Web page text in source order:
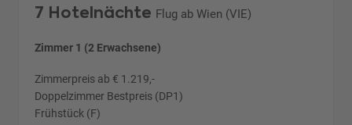
7 Hotelnächte Flug ab Wien (VIE)
Zimmer 1 (2 Erwachsene)
Zimmerpreis ab € 1.219,-
Doppelzimmer Bestpreis (DP1)
Frühstück (F)